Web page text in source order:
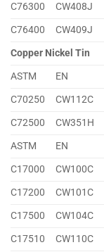
C76300
CW408J
C76400
CW409J
Copper Nickel Tin
ASTM
EN
C70250
CW112C
C72500
CW351H
ASTM
EN
C17000
CW100C
C17200
CW101C
C17500
CW104C
C17510
CW110C